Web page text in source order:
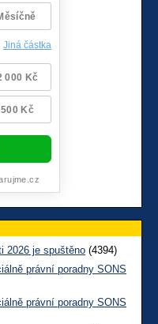
2026 je spuštěno (4394)
právní poradny SONS
právní poradny SONS